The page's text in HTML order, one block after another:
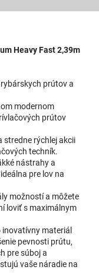
Heavy Fast 2,39m
prútov a
modernom
prútov
stredne rýchlej akcii
techník.
nástrahy a
pre lov na
možností a môžete
loviť s maximálnym
materiál
pevnosti prútu,
pre súboj a
vaše náradie na